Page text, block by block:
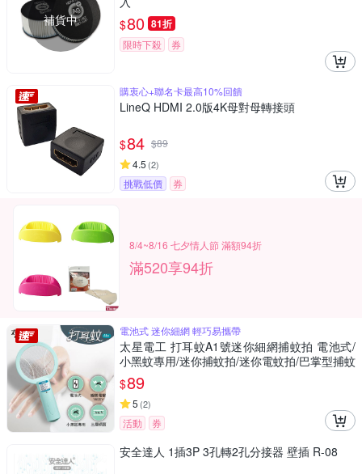
補貨中
$80 81折
限時下殺 券
購衷心+聯名卡最高10%回饋
LineQ HDMI 2.0版4K母對母轉接頭
$84 $89
4.5 (2)
挑戰低價 券
8/4~8/16 七夕情人節 滿額94折
滿520享94折
電池式 迷你細網 輕巧易攜帶
太星電工 打耳蚊A1號迷你細網捕蚊拍 電池式/
小黑蚊專用/迷你捕蚊拍/迷你電蚊拍/巴掌型捕蚊
拍
$89
5 (2)
活動 券
安全達人 1插3P 3孔轉2孔分接器 壁插 R-08